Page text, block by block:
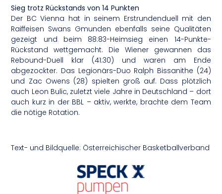
Sieg trotz Rückstands von 14 Punkten
Der BC Vienna hat in seinem Erstrundenduell mit den
Raiffeisen Swans Gmunden ebenfalls seine Qualitäten
gezeigt und beim 88:83-Heimsieg einen 14-Punkte-
Rückstand wettgemacht. Die Wiener gewannen das
Rebound-Duell klar (41:30) und waren am Ende
abgezockter. Das Legionärs-Duo Ralph Bissanithe (24)
und Zac Owens (28) spielten groß auf. Dass plötzlich
auch Leon Bulic, zuletzt viele Jahre in Deutschland – dort
auch kurz in der BBL – aktiv, werkte, brachte dem Team
die nötige Rotation.
Text- und Bildquelle: Österreichischer Basketballverband